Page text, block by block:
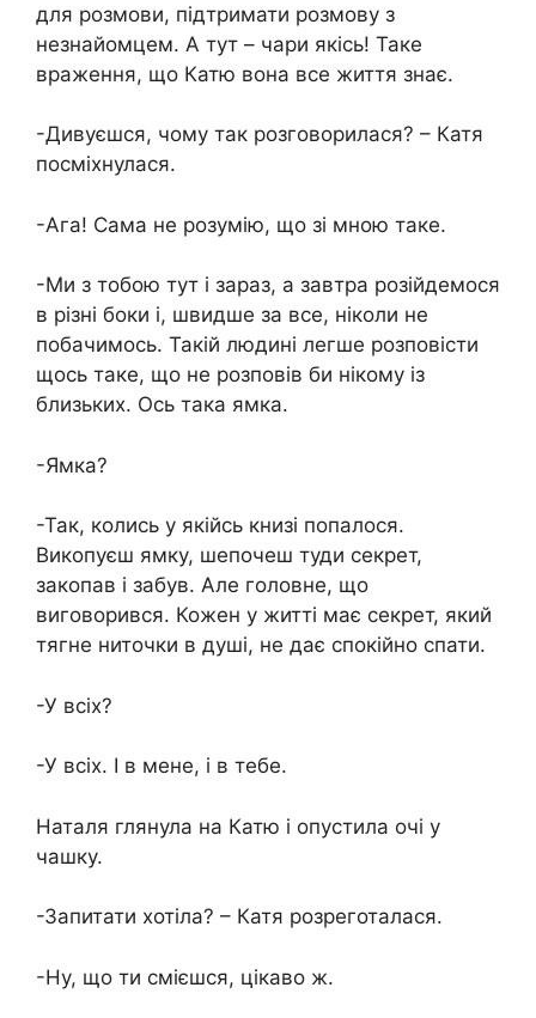
для розмови, підтримати розмову з
незнайомцем. А тут – чари якісь! Таке
враження, що Катю вона все життя знає.
-Дивуєшся, чому так розговорилася? – Катя
посміхнулася.
-Ага! Сама не розумію, що зі мною таке.
-Ми з тобою тут і зараз, а завтра розійдемося
в різні боки і, швидше за все, ніколи не
побачимось. Такій людині легше розповісти
щось таке, що не розповів би нікому із
близьких. Ось така ямка.
-Ямка?
-Так, колись у якійсь книзі попалося.
Викопуєш ямку, шепочеш туди секрет,
закопав і забув. Але головне, що
виговорився. Кожен у житті має секрет, який
тягне ниточки в душі, не дає спокійно спати.
-У всіх?
-У всіх. І в мене, і в тебе.
Наталя глянула на Катю і опустила очі у
чашку.
-Запитати хотіла? – Катя розреготалася.
-Ну, що ти смієшся, цікаво ж.